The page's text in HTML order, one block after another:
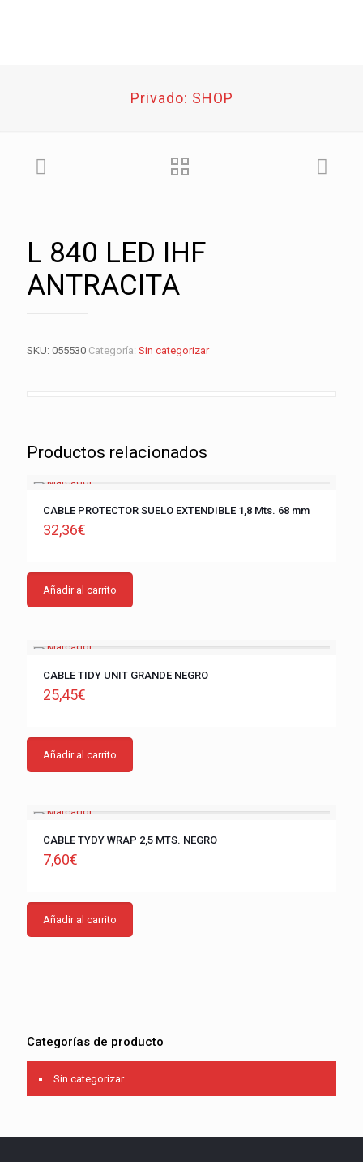
Privado: SHOP
L 840 LED IHF
ANTRACITA
SKU: 055530 Categoría: Sin categorizar
Productos relacionados
CABLE PROTECTOR SUELO EXTENDIBLE 1,8 Mts. 68 mm
32,36€
Añadir al carrito
CABLE TIDY UNIT GRANDE NEGRO
25,45€
Añadir al carrito
CABLE TYDY WRAP 2,5 MTS. NEGRO
7,60€
Añadir al carrito
Categorías de producto
Sin categorizar